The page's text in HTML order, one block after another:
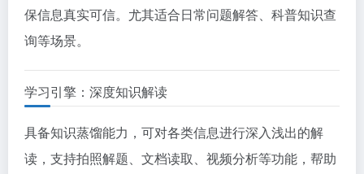
保信息真实可信。尤其适合日常问题解答、科普知识查
询等场景。
学习引擎：深度知识解读
具备知识蒸馏能力，可对各类信息进行深入浅出的解
读，支持拍照解题、文档读取、视频分析等功能，帮助